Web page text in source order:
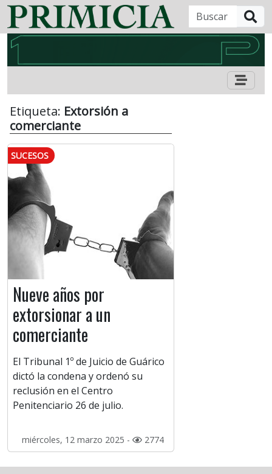
Etiqueta: Extorsión a
comerciante
SUCESOS
Nueve años por
extorsionar a un
comerciante
El Tribunal 1º de Juicio de Guárico
dictó la condena y ordenó su
reclusión en el Centro
Penitenciario 26 de julio.
miércoles, 12 marzo 2025 - 2774